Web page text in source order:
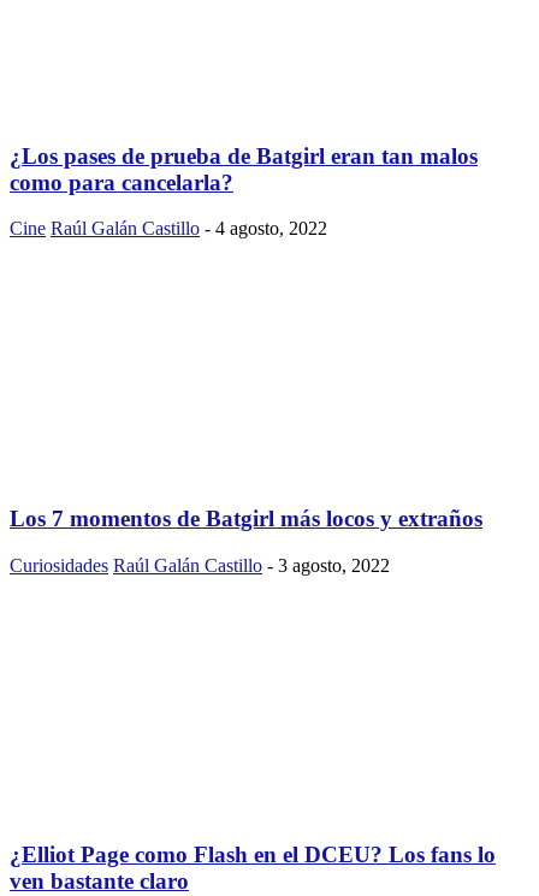
¿Los pases de prueba de Batgirl eran tan malos
como para cancelarla?
Cine Raúl Galán Castillo - 4 agosto, 2022
Los 7 momentos de Batgirl más locos y extraños
Curiosidades Raúl Galán Castillo - 3 agosto, 2022
¿Elliot Page como Flash en el DCEU? Los fans lo
ven bastante claro